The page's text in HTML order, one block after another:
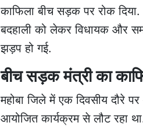
काफिला बीच सड़क पर रोक
बदहाली को लेकर विधायक और
झड़प हो गई.
बीच सड़क मंत्री का
महोबा जिले में एक दिवसीय दौरे
आयोजित कार्यक्रम से लौट रहा